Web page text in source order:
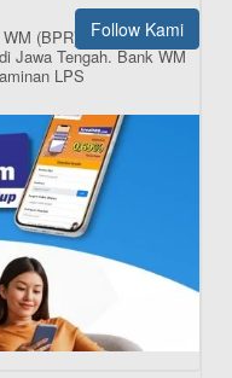
Follow Kami
(BPR) merupakan
Jawa Tengah.Bank WM
LPS